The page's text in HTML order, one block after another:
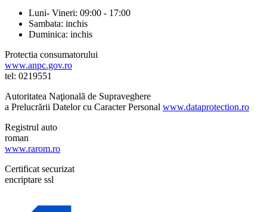
Luni- Vineri: 09:00 - 17:00
Sambata: inchis
Duminica: inchis
Protectia consumatorului
www.anpc.gov.ro
tel: 0219551
Autoritatea Naţională de Supraveghere
a Prelucrării Datelor cu Caracter Personal www.dataprotection.ro
Registrul auto
roman
www.rarom.ro
Certificat securizat
encriptare ssl